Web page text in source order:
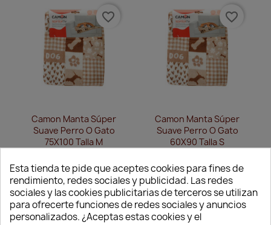
Vista rápida
Camon Manta Súper
Suave Perro O Gato
75X100 Talla M
favorite_border
Vista rápida
Camon Manta Súper
Suave Perro O Gato
60X90 Talla S
favorite_border
favorite_border -25%
Esta tienda te pide que aceptes cookies para fines de
rendimiento, redes sociales y publicidad. Las redes
sociales y las cookies publicitarias de terceros se utilizan
para ofrecerte funciones de redes sociales y anuncios
personalizados. ¿Aceptas estas cookies y el